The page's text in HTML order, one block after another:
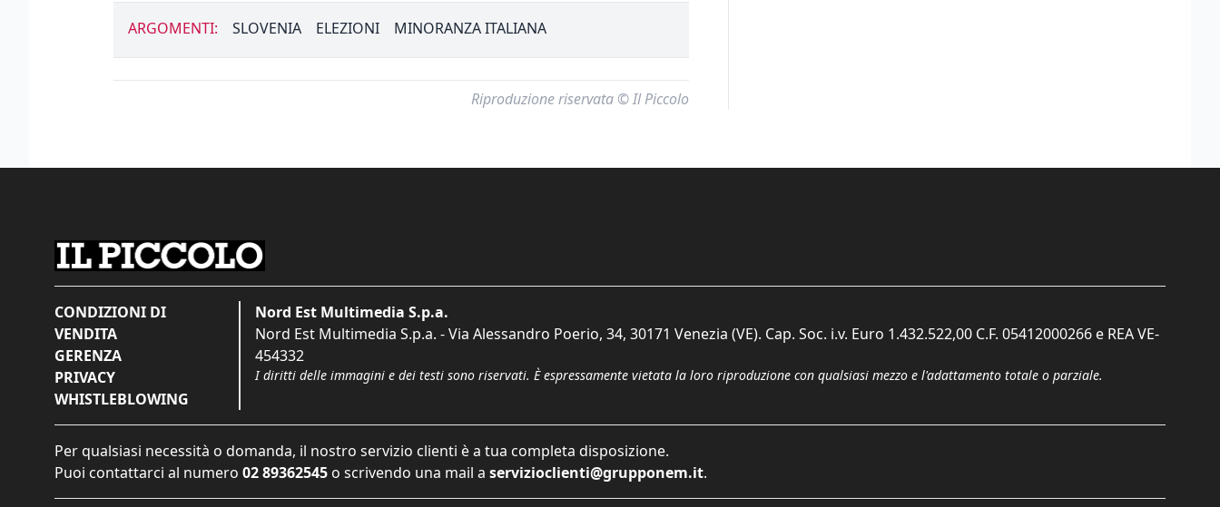
ARGOMENTI: SLOVENIA ELEZIONI MINORANZA ITALIANA
Riproduzione riservata © Il Piccolo
CONDIZIONI DI
VENDITA
GERENZA
PRIVACY
WHISTLEBLOWING
Nord Est Multimedia S.p.a.
Nord Est Multimedia S.p.a. - Via Alessandro Poerio, 34, 30171 Venezia (VE). Cap. Soc. i.v. Euro 1.432.522,00 C.F. 05412000266 e REA VE-
454332
I diritti delle immagini e dei testi sono riservati. È espressamente vietata la loro riproduzione con qualsiasi mezzo e l'adattamento totale o parziale.
Per qualsiasi necessità o domanda, il nostro servizio clienti è a tua completa disposizione.
Puoi contattarci al numero 02 89362545 o scrivendo una mail a servizioclienti@grupponem.it.